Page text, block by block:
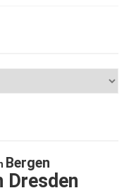
Bergen
Dresden